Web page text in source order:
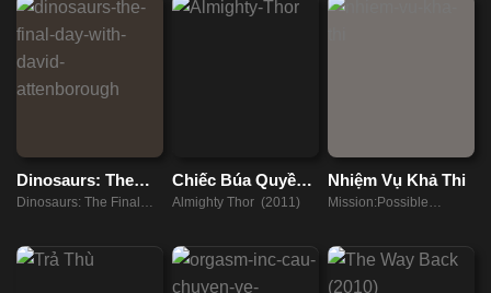
Dinosaurs: The
Final Day with
Attenborough
Dinosaurs: The Final
Attenborough (2022)
Chiếc Búa Quyền
Năng
Almighty Thor (2011)
Nhiệm Vụ Khả Thi
Mission:Possible